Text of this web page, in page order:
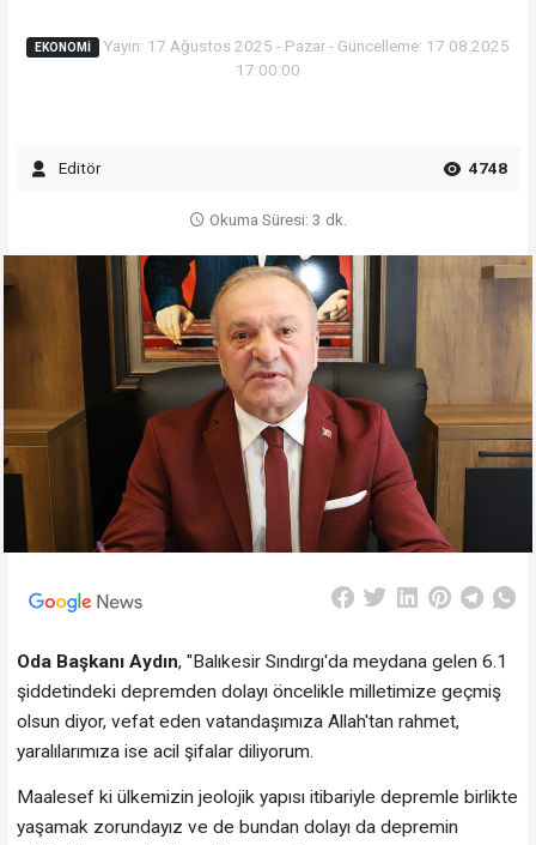
EKONOMI Yayın: 17 Ağustos 2025 - Pazar - Güncelleme: 17.08.2025
17:00:00
Editör 4748
Okuma Süresi: 3 dk.
Oda Başkanı Aydın, "Balıkesir Sındırgı'da meydana gelen 6.1
şiddetindeki depremden dolayı öncelikle milletimize geçmiş
olsun diyor, vefat eden vatandaşımıza Allah'tan rahmet,
yaralılarımıza ise acil şifalar diliyorum.
Maalesef ki ülkemizin jeolojik yapısı itibariyle depremle birlikte
yaşamak zorundayız ve de bundan dolayı da depremin